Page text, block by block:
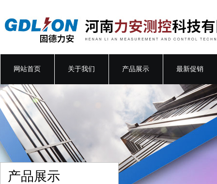
网站首页 关于我们 产品展示 最新促销
产品展示